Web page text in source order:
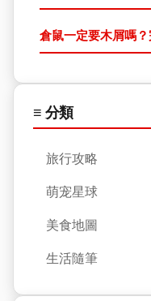
倉鼠一定要木屑嗎
≡ 分類
旅行攻略
萌宠星球
美食地圖
生活隨筆